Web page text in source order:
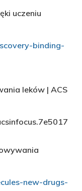
uczeniu
binding-
leków | ACS
new-drugs-